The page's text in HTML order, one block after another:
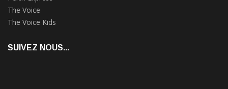
The Voice
The Voice Kids
SUIVEZ NOUS...